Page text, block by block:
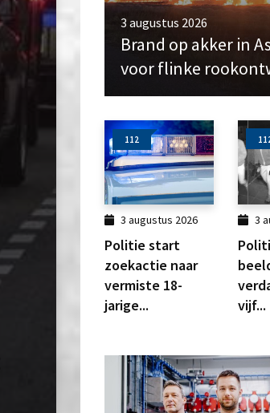
3 augustus 2026
Brand op akker in
voor flinke
112
3 augustus 2026
Politie start
zoekactie naar
vermiste 18-
jarige...
3
vijf...